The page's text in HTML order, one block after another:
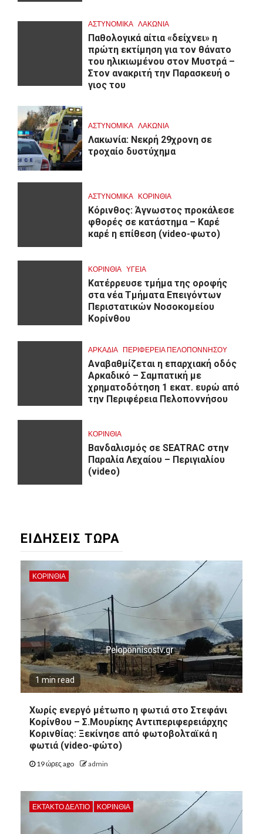
ΑΣΤΥΝΟΜΙΚΑ ΛΑΚΩΝΙΑ
Παθολογικά αίτια «δείχνει» η
πρώτη εκτίμηση για τον θάνατο
του ηλικιωμένου στον Μυστρά –
Στον ανακριτή την Παρασκευή ο
γιος του
ΑΣΤΥΝΟΜΙΚΑ ΛΑΚΩΝΙΑ
Λακωνία: Νεκρή 29χρονη σε
τροχαίο δυστύχημα
ΑΣΤΥΝΟΜΙΚΑ ΚΟΡΙΝΘΊΑ
Κόρινθος: Άγνωστος προκάλεσε
φθορές σε κατάστημα – Καρέ
καρέ η επίθεση (video-φωτο)
ΚΟΡΙΝΘΊΑ ΥΓΕΙΑ
Kατέρρευσε τμήμα της οροφής
στα νέα Τμήματα Επειγόντων
Περιστατικών Νοσοκομείου
Κορίνθου
ΑΡΚΑΔΊΑ ΠΕΡΙΦΈΡΕΙΑ ΠΕΛΟΠΟΝΝΉΣΟΥ
Αναβαθμίζεται η επαρχιακή οδός
Αρκαδικό – Σαμπατική με
χρηματοδότηση 1 εκατ. ευρώ από
την Περιφέρεια Πελοποννήσου
ΚΟΡΙΝΘΊΑ
Βανδαλισμός σε SEATRAC στην
Παραλία Λεχαίου – Περιγιαλίου
(video)
ΕΙΔΗΣΕΙΣ ΤΩΡΑ
ΚΟΡΙΝΘΊΑ
1 min read
Χωρίς ενεργό μέτωπο η φωτιά στο Στεφάνι
Κορίνθου – Σ.Μουρίκης Αντιπεριφερειάρχης
Κορινθίας: Ξεκίνησε από φωτοβολταϊκά η
φωτιά (video-φώτο)
19 ώρες ago admin
ΕΚΤΑΚΤΟ ΔΕΛΤΙΟ ΚΟΡΙΝΘΊΑ